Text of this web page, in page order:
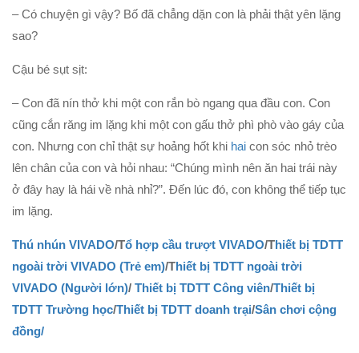
– Có chuyện gì vậy? Bố đã chẳng dặn con là phải thật yên lặng
sao?
Cậu bé sụt sịt:
– Con đã nín thở khi một con rắn bò ngang qua đầu con. Con
cũng cắn răng im lặng khi một con gấu thở phì phò vào gáy của
con. Nhưng con chỉ thật sự hoảng hốt khi hai con sóc nhỏ trèo
lên chân của con và hỏi nhau: “Chúng mình nên ăn hai trái này
ở đây hay là hái về nhà nhỉ?”. Đến lúc đó, con không thể tiếp tục
im lặng.
Thú nhún VIVADO/Tổ hợp cầu trượt VIVADO/Thiết bị TDTT
ngoài trời VIVADO (Trẻ em)/Thiết bị TDTT ngoài trời
VIVADO (Người lớn)/ Thiết bị TDTT Công viên/Thiết bị
TDTT Trường học/Thiết bị TDTT doanh trại/Sân chơi cộng
đồng/